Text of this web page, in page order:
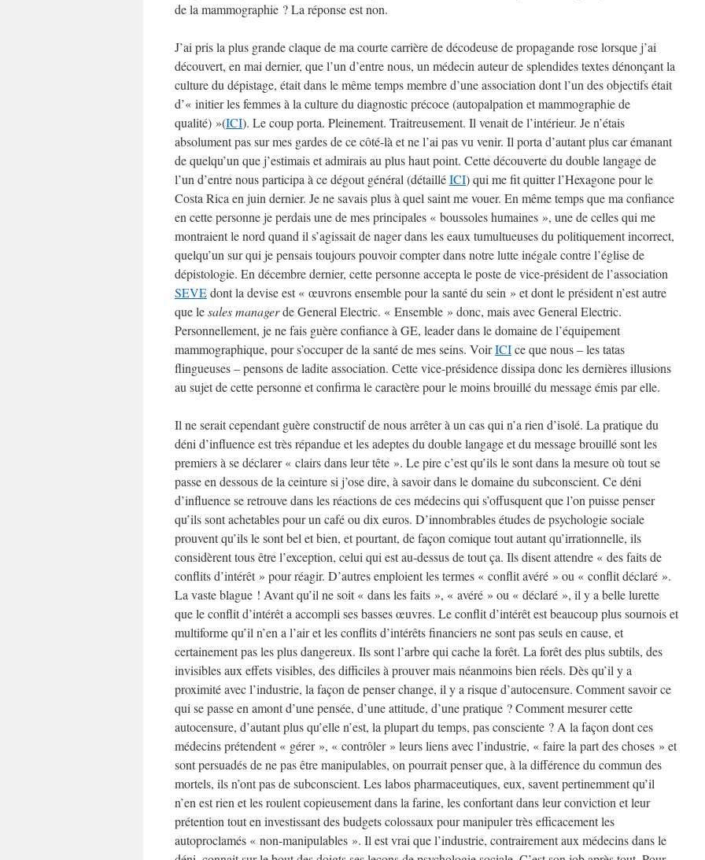
de la mammographie ? La réponse est non.
J’ai pris la plus grande claque de ma courte carrière de décodeuse de propagande rose lorsque j’ai
découvert, en mai dernier, que l’un d’entre nous, un médecin auteur de splendides textes dénonçant la
culture du dépistage, était dans le même temps membre d’une association dont l’un des objectifs était
d’« initier les femmes à la culture du diagnostic précoce (autopalpation et mammographie de
qualité) »(ICI). Le coup porta. Pleinement. Traitreusement. Il venait de l’intérieur. Je n’étais
absolument pas sur mes gardes de ce côté-là et ne l’ai pas vu venir. Il porta d’autant plus car émanant
de quelqu’un que j’estimais et admirais au plus haut point. Cette découverte du double langage de
l’un d’entre nous participa à ce dégout général (détailléICI) qui me fit quitter l’Hexagone pour le
Costa Rica en juin dernier. Je ne savais plus à quel saint me vouer. En même temps que ma confiance
en cette personne je perdais une de mes principales « boussoles humaines », une de celles qui me
montraient le nord quand il s’agissait de nager dans les eaux tumultueuses du politiquement incorrect,
quelqu’un sur qui je pensais toujours pouvoir compter dans notre lutte inégale contre l’église de
dépistologie. En décembre dernier, cette personne accepta le poste de vice-président de l’association
SEVEdont la devise est « œuvrons ensemble pour la santé du sein » et dont le président n’est autre
que lesalesmanagerde General Electric. « Ensemble » donc, mais avec General Electric.
Personnellement, je ne fais guère confiance à GE, leader dans le domaine de l’équipement
mammographique, pour s’occuper de la santé de mes seins. VoirICIce que nous – les tatas
flingueuses – pensons de ladite association. Cette vice-présidence dissipa donc les dernières illusions
au sujet de cette personne et confirma le caractère pour le moins brouillé du message émis par elle.
Il ne serait cependant guère constructif de nous arrêter à un cas qui n’a rien d’isolé. La pratique du
déni d’influence est très répandue et les adeptes du double langage et du message brouillé sont les
premiers à se déclarer « clairs dans leur tête ». Le pire c’est qu’ils le sont dans la mesure où tout se
passe en dessous de la ceinture si j’ose dire, à savoir dans le domaine du subconscient. Ce déni
d’influence se retrouve dans les réactions de ces médecins qui s’offusquent que l’on puisse penser
qu’ils sont achetables pour un café ou dix euros. D’innombrables études de psychologie sociale
prouvent qu’ils le sont bel et bien, et pourtant, de façon comique tout autant qu’irrationnelle, ils
considèrent tous être l’exception, celui qui est au-dessus de tout ça. Ils disent attendre « des faits de
conflits d’intérêt » pour réagir. D’autres emploient les termes « conflit avéré » ou « conflit déclaré ».
La vaste blague ! Avant qu’il ne soit « dans les faits », « avéré » ou « déclaré », il y a belle lurette
que le conflit d’intérêt a accompli ses basses œuvres. Le conflit d’intérêt est beaucoup plus sournois et
multiforme qu’il n’en a l’air et les conflits d’intérêts financiers ne sont pas seuls en cause, et
certainement pas les plus dangereux. Ils sont l’arbre qui cache la forêt. La forêt des plus subtils, des
invisibles aux effets visibles, des difficiles à prouver mais néanmoins bien réels. Dès qu’il y a
proximité avec l’industrie, la façon de penser change, il y a risque d’autocensure. Comment savoir ce
qui se passe en amont d’une pensée, d’une attitude, d’une pratique ? Comment mesurer cette
autocensure, d’autant plus qu’elle n’est, la plupart du temps, pas consciente ? A la façon dont ces
médecins prétendent « gérer », « contrôler » leurs liens avec l’industrie, « faire la part des choses » et
sont persuadés de ne pas être manipulables, on pourrait penser que, à la différence du commun des
mortels, ils n’ont pas de subconscient. Les labos pharmaceutiques, eux, savent pertinemment qu’il
n’en est rien et les roulent copieusement dans la farine, les confortant dans leur conviction et leur
prétention tout en investissant des budgets colossaux pour manipuler très efficacement les
autoproclamés « non-manipulables ». Il est vrai que l’industrie, contrairement aux médecins dans le